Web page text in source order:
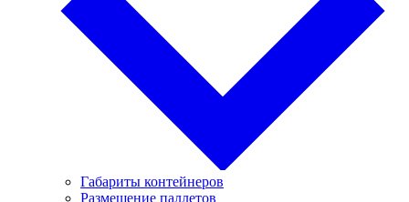
Габариты контейнеров
Размещение паллетов